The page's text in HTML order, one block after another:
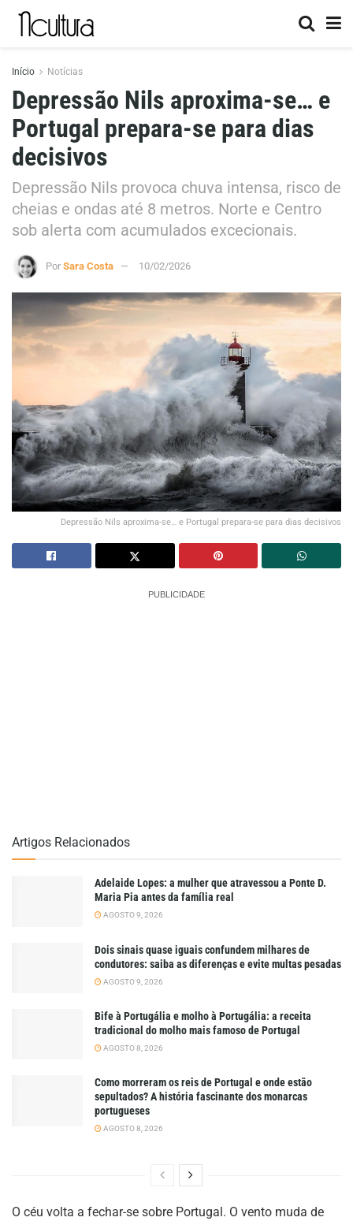
Início Notícias
Depressão Nils aproxima-se… e
Portugal prepara-se para dias
decisivos
Depressão Nils provoca chuva intensa, risco de
cheias e ondas até 8 metros. Norte e Centro
sob alerta com acumulados excecionais.
Por Sara Costa 10/02/2026
Depressão Nils aproxima-se… e Portugal prepara-se para dias decisivos
PUBLICIDADE
Artigos Relacionados
Adelaide Lopes: a mulher que atravessou a Ponte D.
Maria Pia antes da família real
AGOSTO 9, 2026
Dois sinais quase iguais confundem milhares de
condutores: saiba as diferenças e evite multas pesadas
AGOSTO 9, 2026
Bife à Portugália e molho à Portugália: a receita
tradicional do molho mais famoso de Portugal
AGOSTO 8, 2026
Como morreram os reis de Portugal e onde estão
sepultados? A história fascinante dos monarcas
portugueses
AGOSTO 8, 2026
O céu volta a fechar-se sobre Portugal. O vento muda de